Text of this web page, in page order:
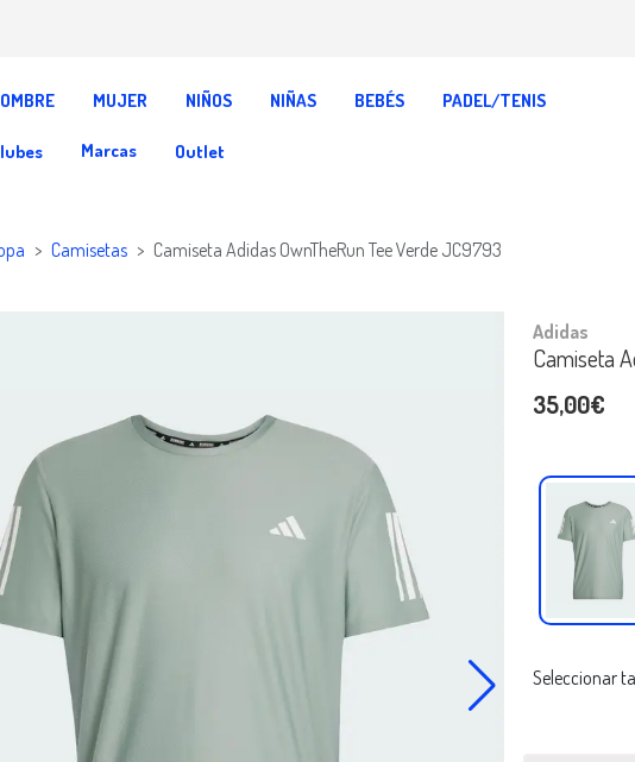
MUJER NIÑOS NIÑAS BEBÉS PADEL/TENIS
Marcas Outlet
Camisetas Camiseta Adidas OwnTheRun Tee Verde JC9793
Adidas
Camiseta
35,00€
Seleccionar